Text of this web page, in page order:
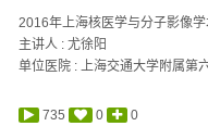
2016年上海核医学与分子影像
主讲人 :尤徐阳
单位医院 : 上海交通大学附属第
735 0 0